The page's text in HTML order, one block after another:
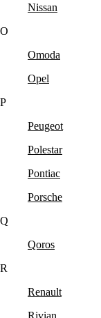
Nissan
O
Omoda
Opel
P
Peugeot
Polestar
Pontiac
Porsche
Q
Qoros
R
Renault
Rivian